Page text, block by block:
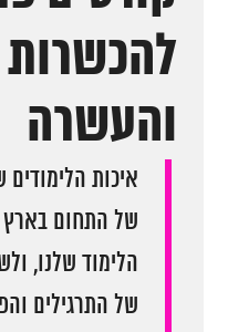
להכשרות
והעשרה
איכות הלימודים
של התחום בארץ
הלימוד שלנו,
של התרגילים